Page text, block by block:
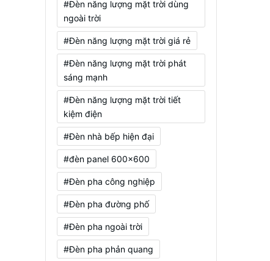
#Đèn năng lượng mặt trời dùng
ngoài trời
#Đèn năng lượng mặt trời giá rẻ
#Đèn năng lượng mặt trời phát
sáng mạnh
#Đèn năng lượng mặt trời tiết
kiệm điện
#Đèn nhà bếp hiện đại
#đèn panel 600x600
#Đèn pha công nghiệp
#Đèn pha đường phố
#Đèn pha ngoài trời
#Đèn pha phản quang